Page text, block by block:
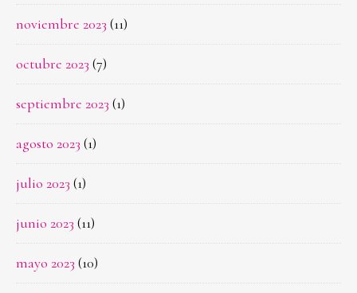
noviembre 2023 (11)
octubre 2023 (7)
septiembre 2023 (1)
agosto 2023 (1)
julio 2023 (1)
junio 2023 (11)
mayo 2023 (10)